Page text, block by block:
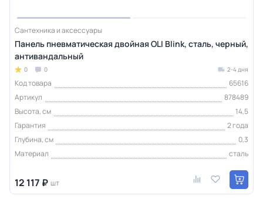
Сантехника и аксессуары
Панель пневматическая двойная OLI Blink, сталь, черный,
антивандальный
0 0 2-4 дня
Код товара
65616
Артикул
878489
Высота, см
14,5
Гарантия
2 года
Глубина, см
0,3
Материал
сталь
12 117 ₽ шт